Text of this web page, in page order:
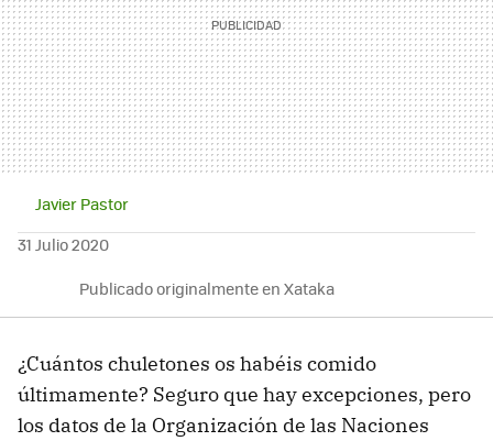
Javier Pastor
31 Julio 2020
Publicado originalmente en Xataka
¿Cuántos chuletones os habéis comido
últimamente? Seguro que hay excepciones, pero
los datos de la Organización de las Naciones